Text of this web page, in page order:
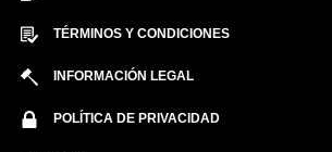
TÉRMINOS Y CONDICIONES
INFORMACIÓN LEGAL
POLÍTICA DE PRIVACIDAD